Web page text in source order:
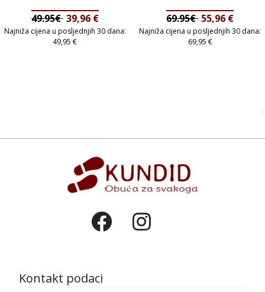
49.95€ 39,96 €
Najniža cijena u posljednjih 30 dana:
49,95€
69.95€ 55,96 €
Najniža cijena u posljednjih 30 dana:
69,95 €
Kontakt podaci